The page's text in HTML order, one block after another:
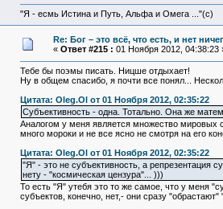
"Я - есмь Истина и Путь, Альфа и Омега ..."(с)
Re: Бог – это всё, что есть, и нет
« Ответ #215 : 01 Ноября 2012, 04:38:23
Тебе бы поэмы писать. Ницше отдыхает!
Ну в общем спасибо, я почти все понял...
Цитата: Oleg.Ol от 01 Ноября 2012, 02:35:22
Субъективность - одна. Тотально. Она же
Аналогом у меня является множество мировых
много мороки и не все ясно не смотря на его
Цитата: Oleg.Ol от 01 Ноября 2012, 02:35:22
"Я" - это не субъективность, а репрезентация
нету - "космическая цензура"... )))
То есть "Я" утебя это то же самое, что у меня
субъектов, конечно, нет,- они сразу